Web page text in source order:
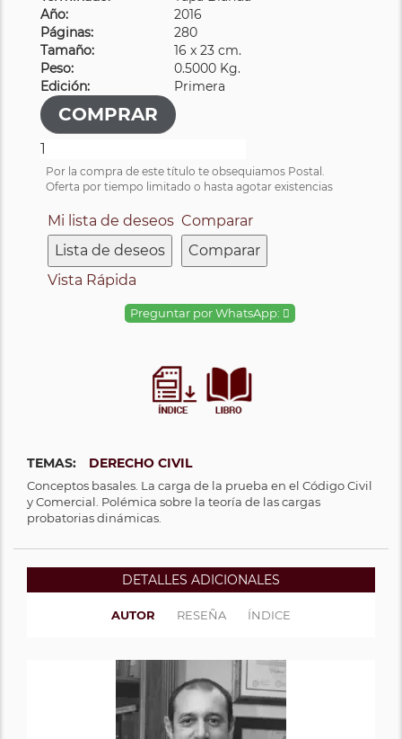
Año:
2016
Páginas:
280
Tamaño:
16 x 23 cm.
Peso:
0.5000 Kg.
Edición:
Primera
Por la compra de este título te obsequiamos Postal.
Oferta por tiempo limitado o hasta agotar existencias
Mi lista de deseos
Lista de deseos
Comparar
Comparar
Vista Rápida
Preguntar por WhatsApp:
TEMAS: DERECHO CIVIL
Conceptos basales. La carga de la prueba en el Código Civil
y Comercial. Polémica sobre la teoría de las cargas
probatorias dinámicas.
DETALLES ADICIONALES
AUTOR RESEÑA ÍNDICE